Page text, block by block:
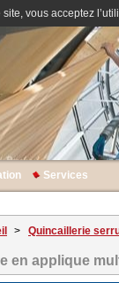
vous acceptez
Services
> Quincaillerie
en applique